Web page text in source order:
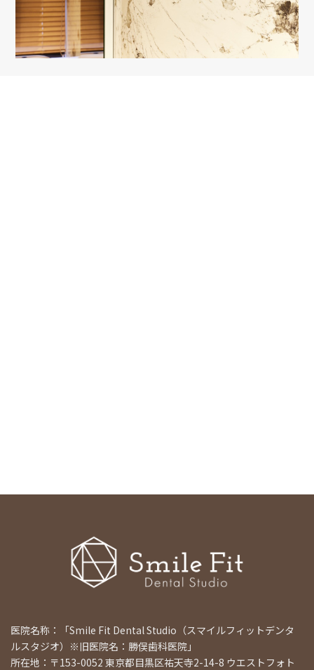
医院名称：「Smile Fit Dental Studio（スマイルフィットデンタ
ルスタジオ）※旧医院名：勝俣歯科医院」
所在地：〒153-0052 東京都目黒区祐天寺2-14-8 ウエストフォト